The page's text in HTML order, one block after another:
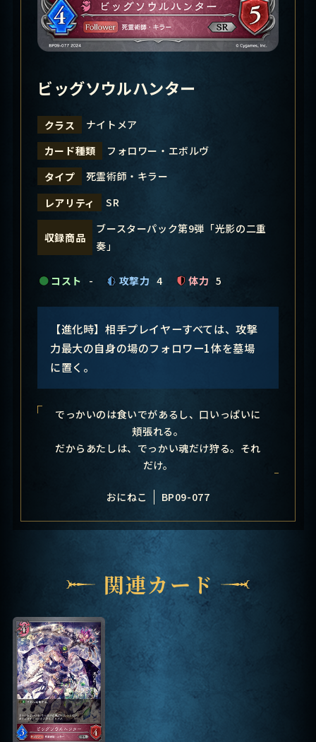
ビッグソウルハンター
クラス
ナイトメア
カード種類
フォロワー・エボルヴ
タイプ
死霊術師・キラー
レアリティ
SR
収録商品
ブースターパック第9弾「光影の二重
奏」
コスト - 攻撃力 4 体力 5
【進化時】相手プレイヤーすべては、攻撃
力最大の自身の場のフォロワー1体を墓場
に置く。
でっかいのは食いでがあるし、口いっぱいに
頬張れる。
だからあたしは、でっかい魂だけ狩る。それ
だけ。
おにねこ BP09-077
関連カード